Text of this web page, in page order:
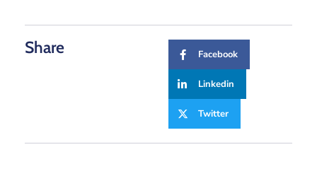
Share Facebook
Linkedin
Twitter